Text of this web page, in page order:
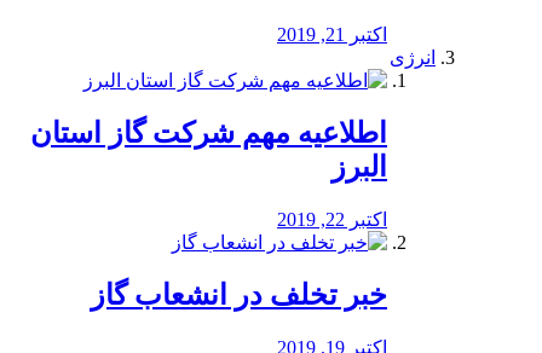
اکتبر 21, 2019
انرژی
️اطلاعیه مهم شرکت گاز استان
البرز
اکتبر 22, 2019
خبر تخلف در انشعاب گاز
اکتبر 19, 2019